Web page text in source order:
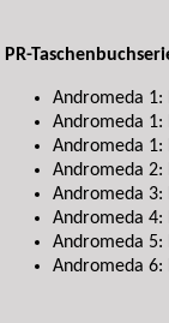
PR-
Andromeda
Andromeda 1:
Andromeda 1:
Andromeda 2:
Andromeda
Andromeda
Andromeda 5:
Andromeda 6: